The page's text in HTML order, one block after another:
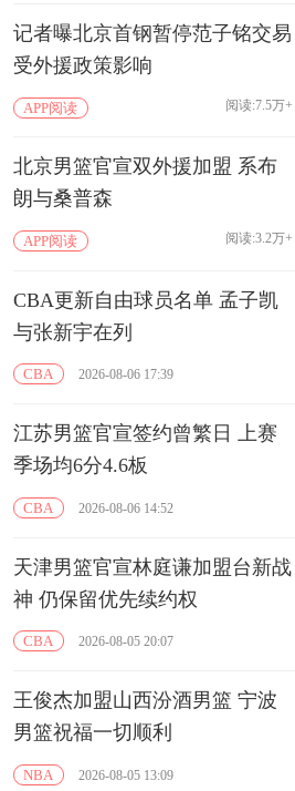
记者曝北京首钢暂停范子铭交易
受外援政策影响
APP阅读 阅读:7.5万+
北京男篮官宣双外援加盟 系布
朗与桑普森
APP阅读 阅读:3.2万+
CBA更新自由球员名单 孟子凯
与张新宇在列
CBA 2026-08-06 17:39
江苏男篮官宣签约曾繁日 上赛
季场均6分4.6板
CBA 2026-08-06 14:52
天津男篮官宣林庭谦加盟台新战
神 仍保留优先续约权
CBA 2026-08-05 20:07
王俊杰加盟山西汾酒男篮 宁波
男篮祝福一切顺利
NBA 2026-08-05 13:09